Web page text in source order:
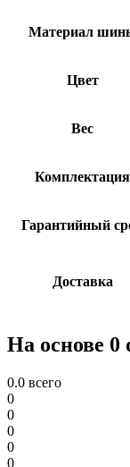
Материал
Цвет
Вес
Комплектация
Гарантийный
Доставка
На основе 0
0.0 всего
0
0
0
0
0